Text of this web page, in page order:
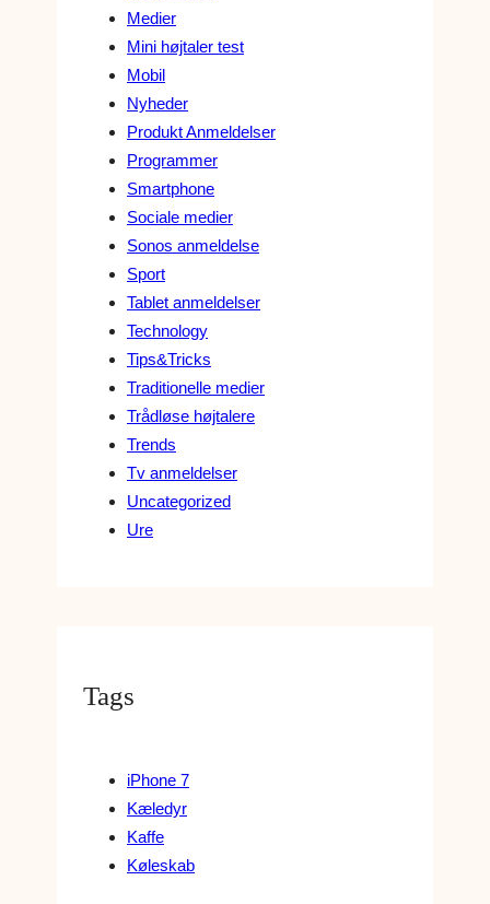
Medier
Mini højtaler test
Mobil
Nyheder
Produkt Anmeldelser
Programmer
Smartphone
Sociale medier
Sonos anmeldelse
Sport
Tablet anmeldelser
Technology
Tips&Tricks
Traditionelle medier
Trådløse højtalere
Trends
Tv anmeldelser
Uncategorized
Ure
Tags
iPhone 7
Kæledyr
Kaffe
Køleskab